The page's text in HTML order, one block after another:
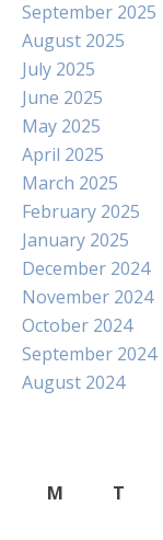
September 2025
August 2025
July 2025
June 2025
May 2025
April 2025
March 2025
February 2025
January 2025
December 2024
November 2024
October 2024
September 2024
August 2024
M
T